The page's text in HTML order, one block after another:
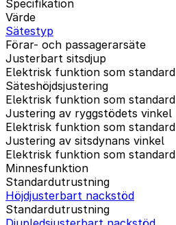
Specifikation
Värde
Sätestyp
Förar- och passagerarsäte
Justerbart sitsdjup
Elektrisk funktion som standard
Säteshöjdsjustering
Elektrisk funktion som standard
Justering av ryggstödets vinkel
Elektrisk funktion som standard
Justering av sitsdynans vinkel
Elektrisk funktion som standard
Minnesfunktion
Standardutrustning
Höjdjusterbart nackstöd
Standardutrustning